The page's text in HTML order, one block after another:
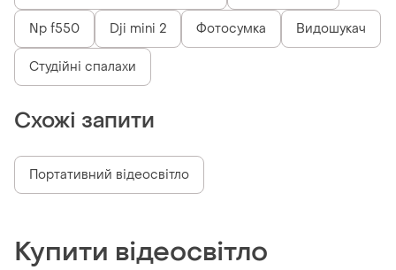
Np f550 Dji mini 2 Фотосумка Видошукач
Студійні спалахи
Схожі запити
Портативний відеосвітло
Купити відеосвітло